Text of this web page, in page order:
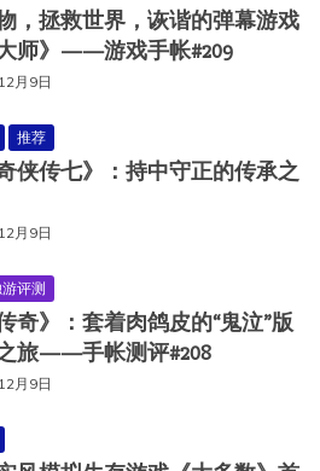
，拯救世界，诙谐的弹幕游戏
大师》——游戏手帐#209
月9日
推荐
侠传七》：持中守正的传承之
月9日
评测
奇》：套着肉鸽皮的“鬼泣”版
旅——手帐测评#208
月9日